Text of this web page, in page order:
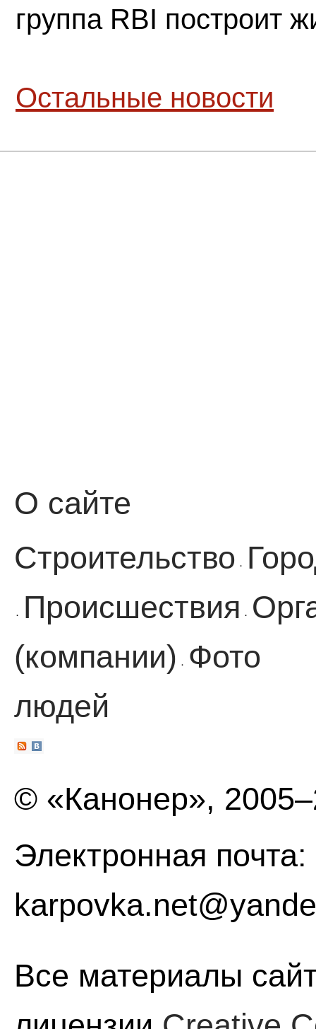
группа RBI построит
Остальные новости
О сайте
Строительство ·
· Происшествия ·
(компании)
·
Фото
людей
© «Канонер»,
Электронная почта:
Все материалы